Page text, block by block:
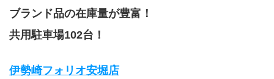
ブランド品の在庫量が豊富！
共用駐車場102台！
伊勢崎フォリオ安堀店